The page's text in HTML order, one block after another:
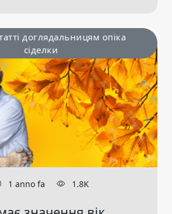
доглядальницям опіка
сіделки
1 anno fa 1.8K